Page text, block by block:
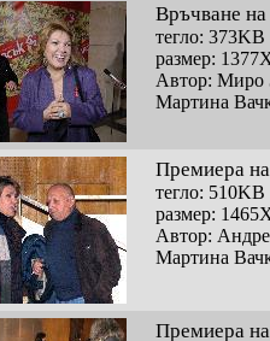
Връчване
тегло: 373KB
размер:
Автор: Миро
Мартина
Премиера
тегло: 510KB
размер:
Автор:
Мартина
Премиера